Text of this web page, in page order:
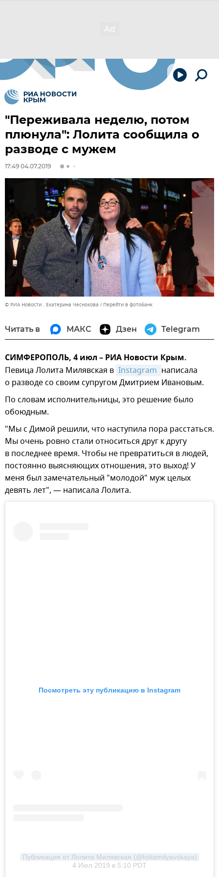
"Переживала неделю, потом
плюнула": Лолита сообщила о
разводе с мужем
17:49 04.07.2019
© РИА Новости . Екатерина Чеснокова Перейти в фотобанк
Читать в МАКС Дзен Telegram
СИМФЕРОПОЛЬ, 4 июл – РИА Новости Крым.
Певица Лолита Милявская в Instagram написала
о разводе со своим супругом Дмитрием Ивановым.
По словам исполнительницы, это решение было
обоюдным.
"Мы с Димой решили, что наступила пора расстаться.
Мы очень ровно стали относиться друг к другу
в последнее время. Чтобы не превратиться в людей,
постоянно выясняющих отношения, это выход! У
меня был замечательный "молодой" муж целых
девять лет", — написала Лолита.
Посмотреть эту публикацию в Instagram
Публикация от Лолита Милявская (@lolitamilyavskaya)
4 Июл 2019 в 5:10 PDT